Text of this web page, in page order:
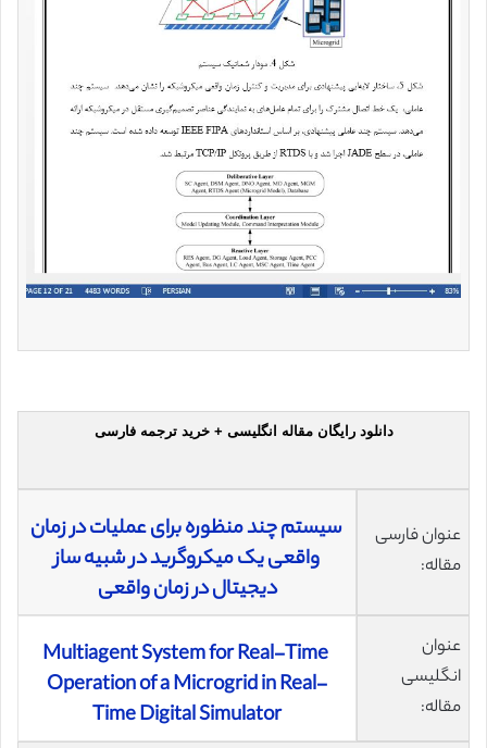
دانلود رایگان مقاله انگلیسی + خرید ترجمه فارسی
عنوان فارسی
مقاله:
سیستم چند منظوره برای عملیات در زمان
واقعی یک میکروگرید در شبیه ساز
دیجیتال در زمان واقعی
عنوان
انگلیسی
مقاله:
Multiagent System for Real-Time
Operation of a Microgrid in Real-
Time Digital Simulator